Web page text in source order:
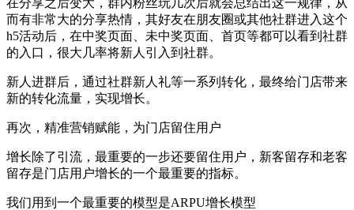
而有非常大的分享热情，其好友在朋友圈或其他社群进入这个
h5活动后，在中奖页面、未中奖页面、首页等都可以看到社群
的入口，很大几率将新人引入到社群。
新人进群后，通过社群新人礼等一系列转化，最终给门店带来
新的转化流量，实现增长。
再次，精准营销赋能，为门店留住用户
增长除了引流，最重要的一步还要留住用户，新客留存和老客
留存是门店用户增长的一个最重要的指标。
我们用到一个最重要的模型是ARPU增长模型